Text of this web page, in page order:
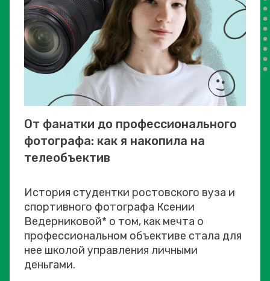
От фанатки до профессионального
фотографа: как я накопила на
телеобъектив
История студентки ростовского вуза и
спортивного фотографа Ксении
Ведерниковой* о том, как мечта о
профессиональном объективе стала для
нее школой управления личными
деньгами.